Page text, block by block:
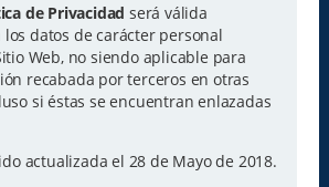
de Privacidad será válida
datos de carácter personal
Web, no siendo aplicable para
recabada por terceros en otras
si éstas se encuentran enlazadas
actualizada el 28 de Mayo de 2018.